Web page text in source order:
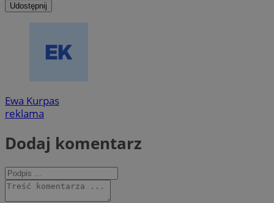
Udostępnij
Ewa Kurpas
reklama
Dodaj komentarz